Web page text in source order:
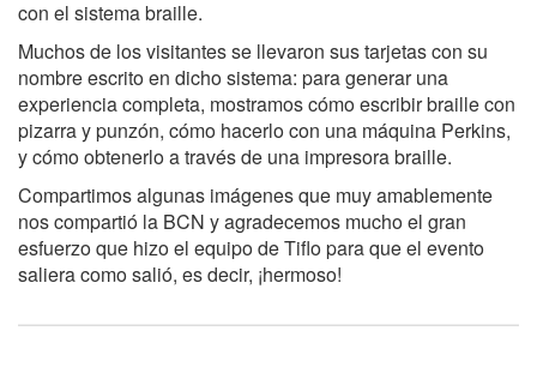
con el sistema braille.
Muchos de los visitantes se llevaron sus tarjetas con su
nombre escrito en dicho sistema: para generar una
experiencia completa, mostramos cómo escribir braille con
pizarra y punzón, cómo hacerlo con una máquina Perkins,
y cómo obtenerlo a través de una impresora braille.
Compartimos algunas imágenes que muy amablemente
nos compartió la BCN y agradecemos mucho el gran
esfuerzo que hizo el equipo de Tiflo para que el evento
saliera como salió, es decir, ¡hermoso!